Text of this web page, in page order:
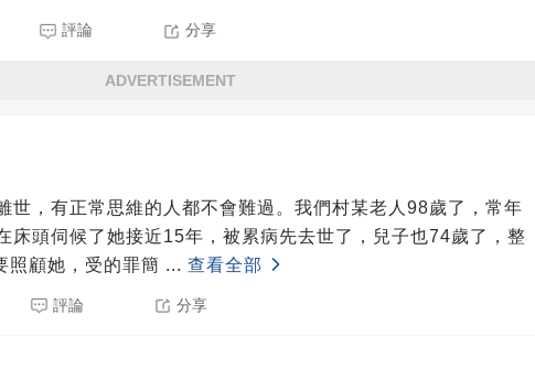
評論 分享
ADVERTISEMENT
世，有正常思維的人都不會難過。我們村某老人98歲了，常年
床頭伺候了她接近15年，被累病先去世了，兒子也74歲了，整
照顧她，受的罪簡 ... 查看全部
評論 分享